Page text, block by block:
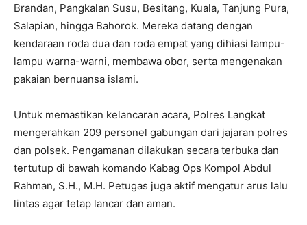
Brandan, Pangkalan Susu, Besitang, Kuala, Tanjung Pura,
Salapian, hingga Bahorok. Mereka datang dengan
kendaraan roda dua dan roda empat yang dihiasi lampu-
lampu warna-warni, membawa obor, serta mengenakan
pakaian bernuansa islami.
Untuk memastikan kelancaran acara, Polres Langkat
mengerahkan 209 personel gabungan dari jajaran polres
dan polsek. Pengamanan dilakukan secara terbuka dan
tertutup di bawah komando Kabag Ops Kompol Abdul
Rahman, S.H., M.H. Petugas juga aktif mengatur arus lalu
lintas agar tetap lancar dan aman.